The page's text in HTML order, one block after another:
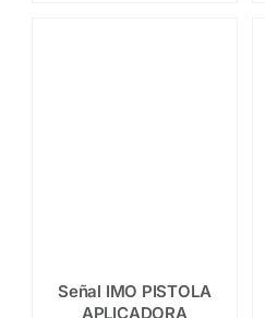
Señal IMO PISTOLA
APLICADORA